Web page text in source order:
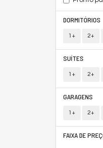
DORMITÓRIOS
1+ 2+
SUÍTES
1+ 2+
GARAGENS
1+ 2+
FAIXA DE